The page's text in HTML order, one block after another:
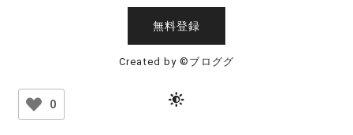
0
無料登録
Created by ©ブロググ